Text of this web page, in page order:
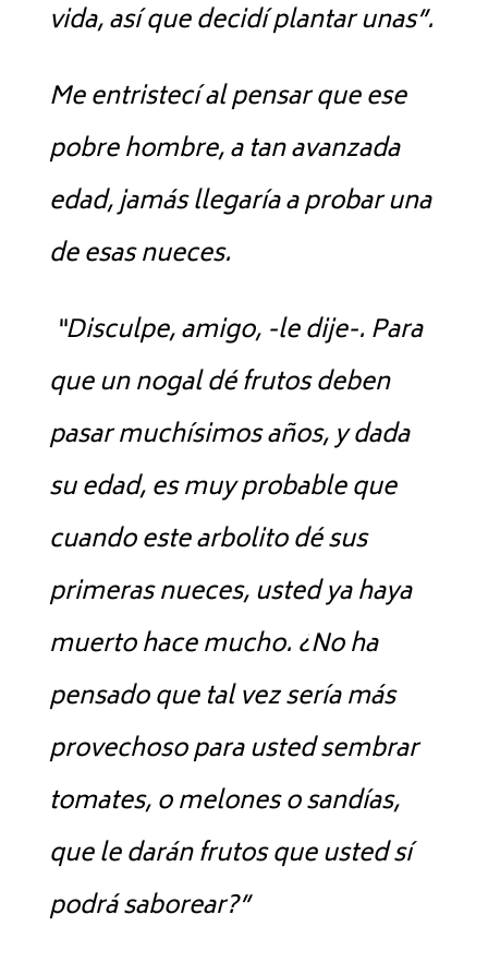
vida, así que decidí plantar unas”.
Me entristecí al pensar que ese
pobre hombre, a tan avanzada
edad, jamás llegaría a probar una
de esas nueces.
“Disculpe, amigo, -le dije-. Para
que un nogal dé frutos deben
pasar muchísimos años, y dada
su edad, es muy probable que
cuando este arbolito dé sus
primeras nueces, usted ya haya
muerto hace mucho. ¿No ha
pensado que tal vez sería más
provechoso para usted sembrar
tomates, o melones o sandías,
que le darán frutos que usted sí
podrá saborear?”